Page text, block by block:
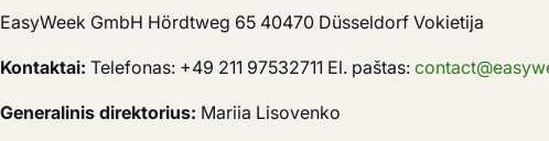
EasyWeek GmbH Hördtweg 65 40470 Düsseldorf Vokietija
Kontaktai: Telefonas: +49 211 97532711 El. paštas:
Generalinis direktorius: Mariia Lisovenko